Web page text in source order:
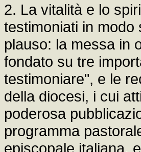
2. La vitalità e lo
testimoniati in modo
plauso: la messa in
fondato su tre
testimoniare", e le
della diocesi, i cui
poderosa
programma
episcopale italiana,